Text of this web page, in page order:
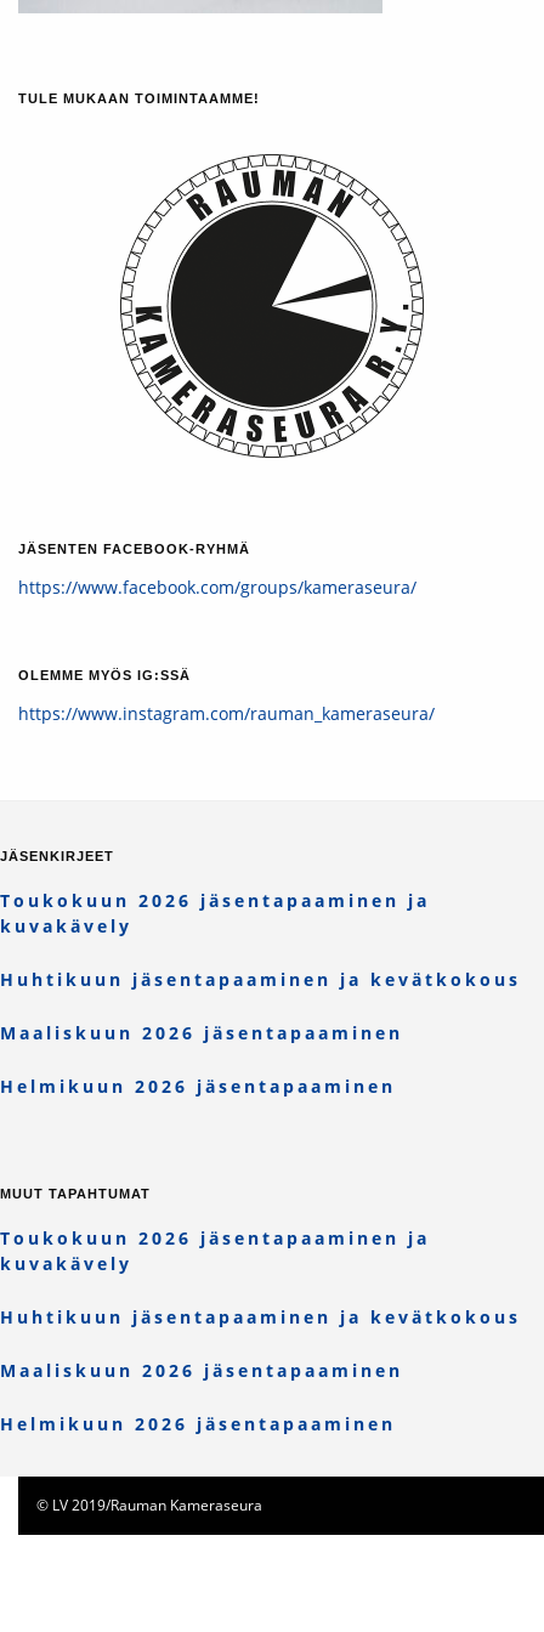
TULE MUKAAN TOIMINTAAMME!
JÄSENTEN FACEBOOK-RYHMÄ
https://www.facebook.com/groups/kameraseura/
OLEMME MYÖS IG:SSÄ
https://www.instagram.com/rauman_kameraseura/
JÄSENKIRJEET
Toukokuun 2026 jäsentapaaminen ja
kuvakävely
Huhtikuun jäsentapaaminen ja kevätkokous
Maaliskuun 2026 jäsentapaaminen
Helmikuun 2026 jäsentapaaminen
MUUT TAPAHTUMAT
Toukokuun 2026 jäsentapaaminen ja
kuvakävely
Huhtikuun jäsentapaaminen ja kevätkokous
Maaliskuun 2026 jäsentapaaminen
Helmikuun 2026 jäsentapaaminen
© LV 2019/Rauman Kameraseura